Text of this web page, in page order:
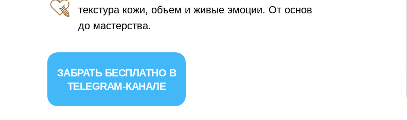
ЗАБРАТЬ БЕСПЛАТНО В
TELEGRAM-КАНАЛЕ
текстура кожи, объем и живые эмоции. От основ
до мастерства.